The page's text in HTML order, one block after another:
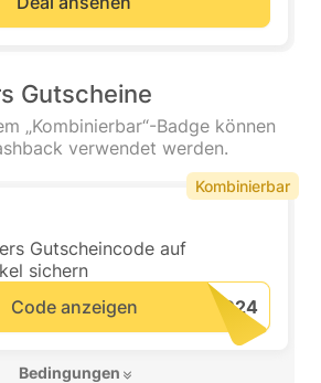
Gutscheine
„Kombinierbar“-Badge können
verwendet werden.
Gutscheincode auf
sichern
Code anzeigen
Bedingungen
Kombinierbar